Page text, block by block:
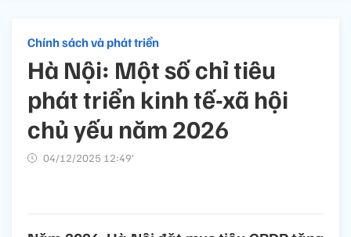
Chính sách và phát triển
Hà Nội: Một số chỉ tiêu
phát triển kinh tế-xã hội
chủ yếu năm 2026
04/12/2025 12:49’